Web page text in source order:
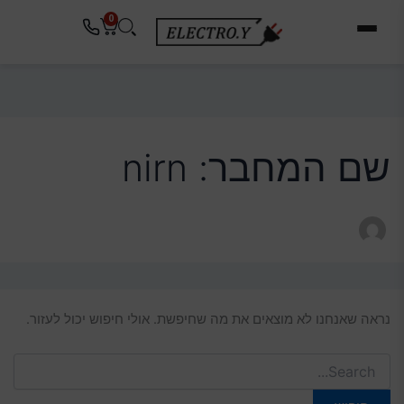
לתוכן
0
עגלת
שם המחבר: nirn
נראה שאנחנו לא מוצאים את מה שחיפשת. אולי חיפוש יכול לעזור.
for: